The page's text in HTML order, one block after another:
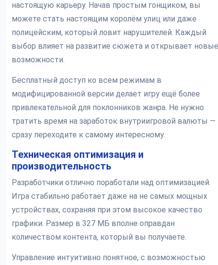
настоящую карьеру. Начав простым гонщиком, вы
можете стать настоящим королём улиц или даже
полицейским, который ловит нарушителей. Каждый
выбор влияет на развитие сюжета и открывает новые
возможности.
Бесплатный доступ ко всем режимам в
модифицированной версии делает игру ещё более
привлекательной для поклонников жанра. Не нужно
тратить время на заработок внутриигровой валюты —
сразу переходите к самому интересному.
Техническая оптимизация и
производительность
Разработчики отлично поработали над оптимизацией.
Игра стабильно работает даже на не самых мощных
устройствах, сохраняя при этом высокое качество
графики. Размер в 327 МБ вполне оправдан
количеством контента, который вы получаете.
Управление интуитивно понятное, с возможностью